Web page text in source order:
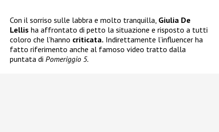
Con il sorriso sulle labbra e molto tranquilla, Giulia De
Lellis ha affrontato di petto la situazione e risposto a tutti
coloro che l’hanno criticata. Indirettamente l’influencer ha
fatto riferimento anche al famoso video tratto dalla
puntata di Pomeriggio 5.